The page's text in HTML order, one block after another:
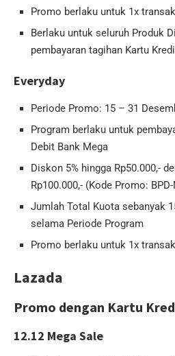
Promo berlaku untuk 1x
Berlaku untuk seluruh Produk
pembayaran tagihan Kartu
Everyday
Periode Promo: 15 – 31
Program berlaku untuk
Debit Bank Mega
Diskon 5% hingga Rp50.000,-
Rp100.000,- (Kode Promo:
Jumlah Total Kuota sebanyak
selama Periode Program
Promo berlaku untuk 1x
Lazada
Promo dengan Kartu
12.12 Mega Sale